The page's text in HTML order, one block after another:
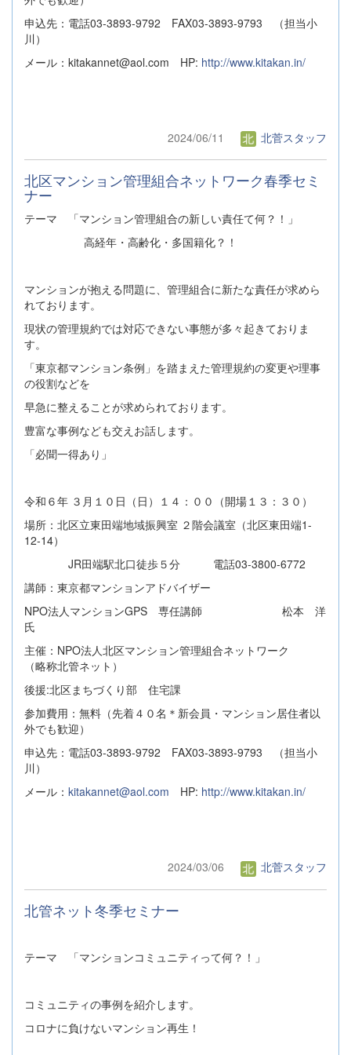
申込先：電話03-3893-9792 FAX03-3893-9793 （担当小
川）
メール：kitakannet@aol.com HP: http://www.kitakan.in/
2024/06/11 北菅スタッフ
北区マンション管理組合ネットワーク春季セミ
ナー
テーマ 「マンション管理組合の新しい責任て何？！」
高経年・高齢化・多国籍化？！
マンションが抱える問題に、管理組合に新たな責任が求めら
れております。
現状の管理規約では対応できない事態が多々起きておりま
す。
「東京都マンション条例」を踏まえた管理規約の変更や理事
の役割などを
早急に整えることが求められております。
豊富な事例なども交えお話します。
「必聞一得あり」
令和６年 ３月１０日（日）１４：００（開場１３：３０）
場所：北区立東田端地域振興室 ２階会議室（北区東田端1-
12-14）
JR田端駅北口徒歩５分 電話03-3800-6772
講師：東京都マンションアドバイザー
NPO法人マンションGPS 専任講師 松本 洋
氏
主催：NPO法人北区マンション管理組合ネットワーク
（略称北管ネット）
後援:北区まちづくり部 住宅課
参加費用：無料（先着４０名＊新会員・マンション居住者以
外でも歓迎）
申込先：電話03-3893-9792 FAX03-3893-9793 （担当小
川）
メール： kitakannet@aol.com HP: http://www.kitakan.in/
2024/03/06 北菅スタッフ
北管ネット冬季セミナー
テーマ 「マンションコミュニティって何？！」
コミュニティの事例を紹介します。
コロナに負けないマンション再生！